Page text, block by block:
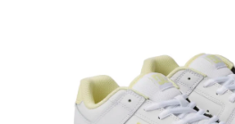
hvězdiček.